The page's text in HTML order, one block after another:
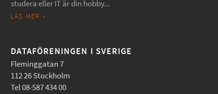
studera eller IT är din hobby...
LÄS MER »
DATAFÖRENINGEN I SVERIGE
Fleminggatan 7
112 26 Stockholm
Tel 08-587 434 00